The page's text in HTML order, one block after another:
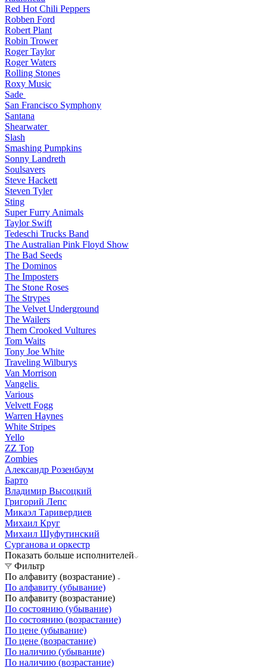
Red Hot Chili Peppers
Robben Ford
Robert Plant
Robin Trower
Roger Taylor
Roger Waters
Rolling Stones
Roxy Music
Sade
San Francisco Symphony
Santana
Shearwater
Slash
Smashing Pumpkins
Sonny Landreth
Soulsavers
Steve Hackett
Steven Tyler
Sting
Super Furry Animals
Taylor Swift
Tedeschi Trucks Band
The Australian Pink Floyd Show
The Bad Seeds
The Dominos
The Imposters
The Stone Roses
The Strypes
The Velvet Underground
The Wailers
Them Crooked Vultures
Tom Waits
Tony Joe White
Traveling Wilburys
Van Morrison
Vangelis
Various
Velvett Fogg
Warren Haynes
White Stripes
Yello
ZZ Top
Zombies
Александр Розенбаум
Барто
Владимир Высоцкий
Григорий Лепс
Микаэл Таривердиев
Михаил Круг
Михаил Шуфутинский
Сурганова и оркестр
Показать больше исполнителей
Фильтр
По алфавиту (возрастание)
По алфавиту (убывание)
По алфавиту (возрастание)
По состоянию (убывание)
По состоянию (возрастание)
По цене (убывание)
По цене (возрастание)
По наличию (убывание)
По наличию (возрастание)